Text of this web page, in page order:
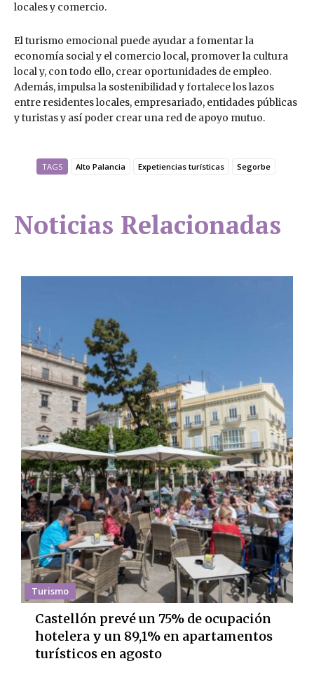
locales y comercio.
El turismo emocional puede ayudar a fomentar la
economía social y el comercio local, promover la cultura
local y, con todo ello, crear oportunidades de empleo.
Además, impulsa la sostenibilidad y fortalece los lazos
entre residentes locales, empresariado, entidades públicas
y turistas y así poder crear una red de apoyo mutuo.
TAGS Alto Palancia Expetiencias turísticas Segorbe
Noticias Relacionadas
Turismo
Castellón prevé un 75% de ocupación
hotelera y un 89,1% en apartamentos
turísticos en agosto